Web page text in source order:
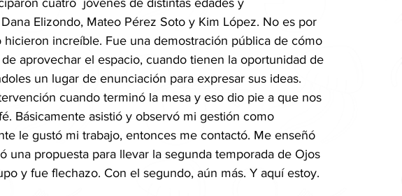
cuatro  jóvenes de distintas edades y
Elizondo, Mateo Pérez Soto y Kim López. No es por
hicieron increíble. Fue una demostración pública de cómo
aprovechar el espacio, cuando tienen la oportunidad de
un lugar de enunciación para expresar sus ideas.
cuando terminó la mesa y eso dio pie a que nos
Básicamente asistió y observó mi gestión como
le gustó mi trabajo, entonces me contactó. Me enseñó
una propuesta para llevar la segunda temporada de Ojos
y fue flechazo. Con el segundo, aún más. Y aquí estoy.